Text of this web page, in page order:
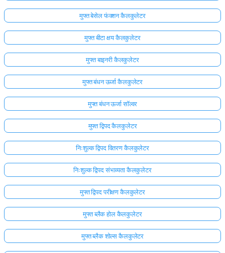
तक
कोई
प्रश्न
नहीं
मुफ्त बेसेल फंक्शन कैलकुलेटर
मुफ्त बीटा क्षय कैलकुलेटर
मुफ्त बाइनरी कैलकुलेटर
मुफ्त बंधन ऊर्जा कैलकुलेटर
मुफ्त बंधन ऊर्जा सॉल्वर
मुफ्त द्विपद कैलकुलेटर
निःशुल्क द्विपद वितरण कैलकुलेटर
निःशुल्क द्विपद संभाव्यता कैलकुलेटर
मुफ्त द्विपद परीक्षण कैलकुलेटर
मुफ्त ब्लैक होल कैलकुलेटर
मुफ्त ब्लैक शोल्स कैलकुलेटर